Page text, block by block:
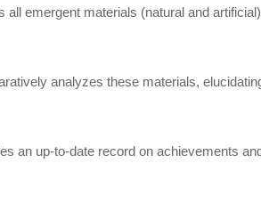
all emergent materials (natural and
analyzes these materials,
an up-to-date record on achievements